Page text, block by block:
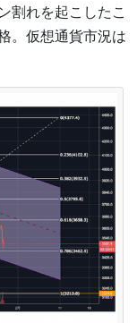
割れを起こしたこ
。仮想通貨市況は